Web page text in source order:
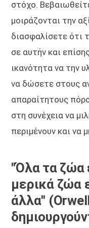
στόχο.
μοιράζονται την
διασφαλίσετε ότι
σε αυτήν και
ικανότητα να την
να δώσετε στους
απαραίτητους
στη συνέχεια να
περιμένουν και να
"Όλα τα ζώα
μερικά ζώα
άλλα"